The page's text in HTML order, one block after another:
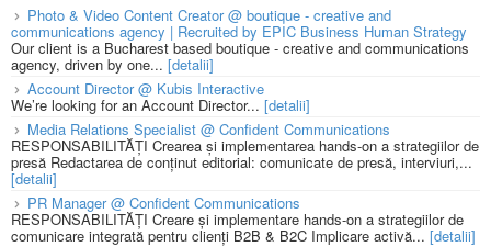
Photo & Video Content Creator @ boutique - creative and
communications agency | Recruited by EPIC Business Human Strategy
Our client is a Bucharest based boutique - creative and communications
agency, driven by one... [detalii]
Account Director @ Kubis Interactive
We’re looking for an Account Director... [detalii]
Media Relations Specialist @ Confident Communications
RESPONSABILITĂȚI Crearea și implementarea hands-on a strategiilor de
presă Redactarea de conținut editorial: comunicate de presă, interviuri,...
[detalii]
PR Manager @ Confident Communications
RESPONSABILITĂȚI Creare și implementare hands-on a strategiilor de
comunicare integrată pentru clienți B2B & B2C Implicare activă... [detalii]